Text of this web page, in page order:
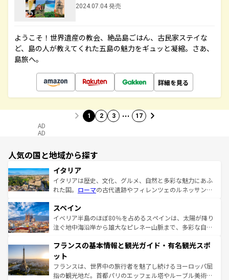
2024.07.04 発売
ようこそ！世界遺産の教会、絶品島ごはん、古民家ステイな
ど、島の人が教えてくれた五島の魅力をギュッと凝縮。さあ、
島旅へ。
詳細を見る
1 2 3 … 17
AD
AD
人気の国と地域から探す
イタリア
イタリアは歴史、文化、グルメ、自然と多彩な魅力にあふ
れた国。 ローマの古代遺跡やフィレンツェのルネッサンス
ろん、トスカーナの美しい田園風景やアマルフィ海岸の絶
景など、自然景観も見逃せない。観光の合間には、本場の
ピザやパスタなど、絶品のイタリア料理を堪能することも
ませてくれるイタリアで、忘れられない旅をしてみよう！
なお、新着のイタリア情報は
しい。
スペイン
イベリア半島のほぼ80％を占めるスペインは、太陽が降り
注ぐ地中海沿岸から雄大なピレネー山脈まで、多彩な自然
文化が根付くこの国では、情熱的なフラメンコ、熱気あふ
れる闘牛、そして美味しいタパスが生活の一部となってい
る。首都マドリードの洗練された雰囲気や、バルセロナの
アートに溢れた街角から、地方では古代ローマ遺跡や中世
フランスの基本情報と観光ガイド・有名観光スポ
ット
フランスは、世界中の旅行者を魅了し続けるヨーロッパ屈
指の観光地だ。首都パリのエッフェル塔やルーブル美術館